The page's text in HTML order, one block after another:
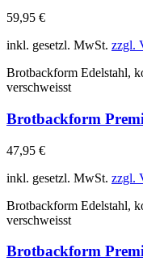
59,95 €
inkl. gesetzl. MwSt. zzgl.
Brotbackform Edelstahl,
verschweisst
Brotbackform
47,95 €
inkl. gesetzl. MwSt. zzgl.
Brotbackform Edelstahl,
verschweisst
Brotbackform